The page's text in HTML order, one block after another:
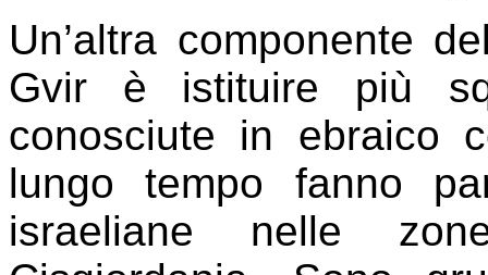
Un’altra componente
Gvir è istituire più
conosciute in ebraico
lungo tempo fanno
israeliane nelle